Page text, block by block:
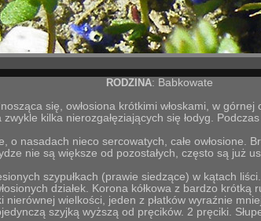
RODZINA: Babkowate
się, owłosiona krótkimi włoskami, w
kilka nierozgałęziających się łodyg.
o nasadach nieco sercowatych, całe owłosione.
nie są większe od pozostałych, często są już
szypułkach (prawie siedzące) w kątach liści.
działek. Koronakółkowa z bardzo krótką
nierównej wielkości, jeden z płatków wyraźnie
szyjką wyższą od pręcików. 2 pręciki.